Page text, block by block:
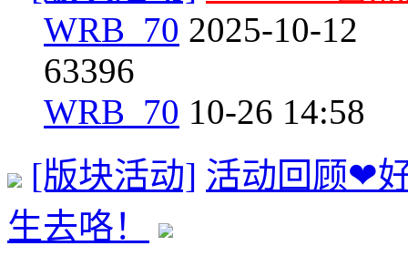
WRB_70 2025-10-12
63396
WRB_70 10-26 14:58
[版块活动] 活动回顾❤
生去咯！